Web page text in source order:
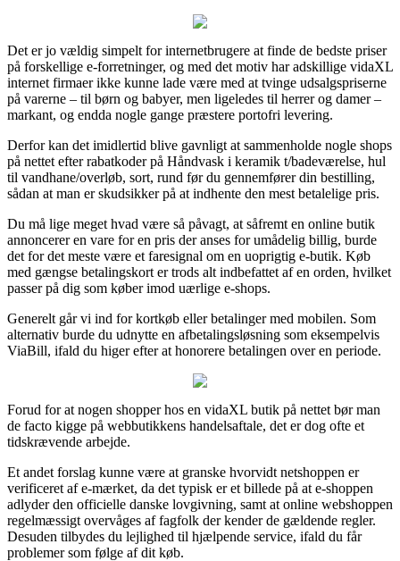
Det er jo vældig simpelt for internetbrugere at finde de bedste priser
på forskellige e-forretninger, og med det motiv har adskillige vidaXL
internet firmaer ikke kunne lade være med at tvinge udsalgspriserne
på varerne – til børn og babyer, men ligeledes til herrer og damer –
markant, og endda nogle gange præstere portofri levering.
Derfor kan det imidlertid blive gavnligt at sammenholde nogle shops
på nettet efter rabatkoder på Håndvask i keramik t/badeværelse, hul
til vandhane/overløb, sort, rund før du gennemfører din bestilling,
sådan at man er skudsikker på at indhente den mest betalelige pris.
Du må lige meget hvad være så påvagt, at såfremt en online butik
annoncerer en vare for en pris der anses for umådelig billig, burde
det for det meste være et faresignal om en uoprigtig e-butik. Køb
med gængse betalingskort er trods alt indbefattet af en orden, hvilket
passer på dig som køber imod uærlige e-shops.
Generelt går vi ind for kortkøb eller betalinger med mobilen. Som
alternativ burde du udnytte en afbetalingsløsning som eksempelvis
ViaBill, ifald du higer efter at honorere betalingen over en periode.
Forud for at nogen shopper hos en vidaXL butik på nettet bør man
de facto kigge på webbutikkens handelsaftale, det er dog ofte et
tidskrævende arbejde.
Et andet forslag kunne være at granske hvorvidt netshoppen er
verificeret af e-mærket, da det typisk er et billede på at e-shoppen
adlyder den officielle danske lovgivning, samt at online webshoppen
regelmæssigt overvåges af fagfolk der kender de gældende regler.
Desuden tilbydes du lejlighed til hjælpende service, ifald du får
problemer som følge af dit køb.